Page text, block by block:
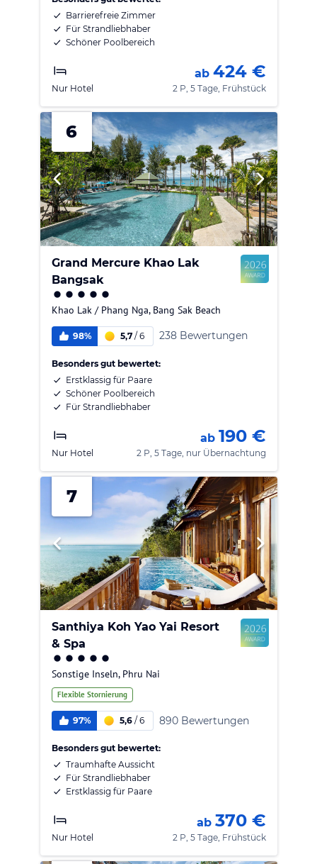
Barrierefreie Zimmer
Für Strandliebhaber
Schöner Poolbereich
Nur Hotel
ab 424 €
2 P, 5 Tage, Frühstück
6
Grand Mercure Khao Lak
Bangsak
Khao Lak / Phang Nga, Bang Sak Beach
98% 5,7/6 238 Bewertungen
Besonders gut bewertet:
Erstklassig für Paare
Schöner Poolbereich
Für Strandliebhaber
Nur Hotel
ab 190 €
2 P, 5 Tage, nur Übernachtung
7
Santhiya Koh Yao Yai Resort
& Spa
Sonstige Inseln, Phru Nai
Flexible Stornierung
97% 5,6/ 6 890 Bewertungen
Besonders gut bewertet:
Traumhafte Aussicht
Für Strandliebhaber
Erstklassig für Paare
Nur Hotel
ab 370 €
2 P, 5 Tage, Frühstück